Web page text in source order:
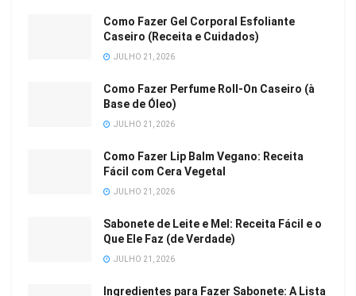
Como Fazer Gel Corporal Esfoliante
Caseiro (Receita e Cuidados)
JULHO 21, 2026
Como Fazer Perfume Roll-On Caseiro (à
Base de Óleo)
JULHO 21, 2026
Como Fazer Lip Balm Vegano: Receita
Fácil com Cera Vegetal
JULHO 21, 2026
Sabonete de Leite e Mel: Receita Fácil e o
Que Ele Faz (de Verdade)
JULHO 21, 2026
Ingredientes para Fazer Sabonete: A Lista